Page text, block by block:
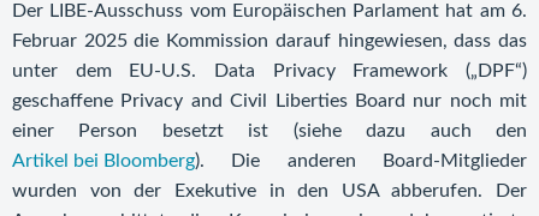
Der LIBE-Ausschuss vom Europäischen Parlament hat am 6.
Februar 2025 die Kommission darauf hingewiesen, dass das
unter dem EU-U.S. Data Privacy Framework („DPF“)
geschaffene Privacy and Civil Liberties Board nur noch mit
einer Person besetzt ist (siehe dazu auch den
Artikel bei Bloomberg). Die anderen Board-Mitglieder
wurden von der Exekutive in den USA abberufen. Der